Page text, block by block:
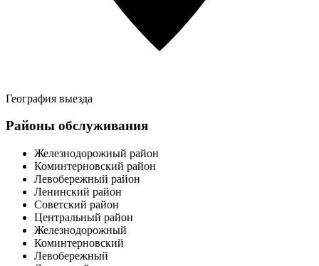
География выезда
Районы обслуживания
Железнодорожный район
Коминтерновский район
Левобережный район
Ленинский район
Советский район
Центральный район
Железнодорожный
Коминтерновский
Левобережный